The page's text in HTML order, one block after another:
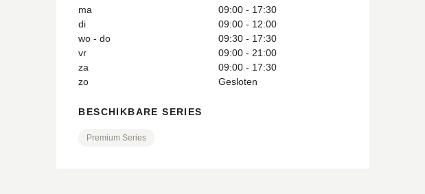
ma
09:00 - 17:30
di
09:00 - 12:00
wo - do
09:30 - 17:30
vr
09:00 - 21:00
za
09:00 - 17:30
zo
Gesloten
BESCHIKBARE SERIES
Premium Series